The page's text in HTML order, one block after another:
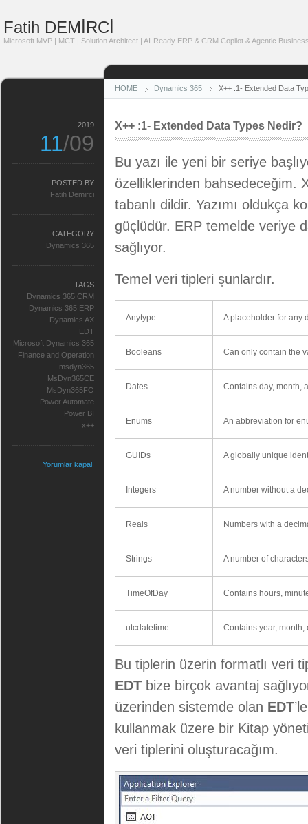
Fatih DEMİRCİ
Microsoft MVP | MCT | Solution Architect | AI-Ready ERP & CRM Copilot & Agentic
HOME Dynamics 365 X++ :1- Extended Data
X++ :1- Extended Data Types Nedir?
Bu yazı ile yeni bir seriye
özelliklerinden bahsedeceğim.
tabanlı dildir. Yazımı oldukça
güçlüdür. ERP temelde veriye
sağlıyor.
Temel veri tipleri şunlardır.
Anytype A placeholder for any
Booleans Can only contain the
Dates Contains day, month,
Enums An abbreviation for
GUIDs A globally unique
Integers A number without a
Reals Numbers with a
Strings A number of
TimeOfDay Contains hours,
utcdatetime Contains year, month,
Bu tiplerin üzerin formatlı veri
EDT bize birçok avantaj
üzerinden sistemde olan EDT
kullanmak üzere bir Kitap
veri tiplerini oluşturacağım.
2019
11/09
POSTED BY
Fatih Demirci
CATEGORY
Dynamics 365
TAGS
Dynamics 365 CRM
Dynamics 365 ERP
Dynamics AX
EDT
Microsoft Dynamics 365
Finance and Operation
msdyn365
MsDyn365CE
MsDyn365FO
Power Automate
Power BI
x++
Yorumlar kapalı